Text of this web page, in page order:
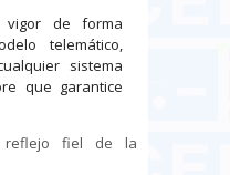
de forma
telemático,
sistema
que garantice
reflejo fiel de la